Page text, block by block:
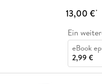
13,00 €*
Ein
eBook
2,99 €